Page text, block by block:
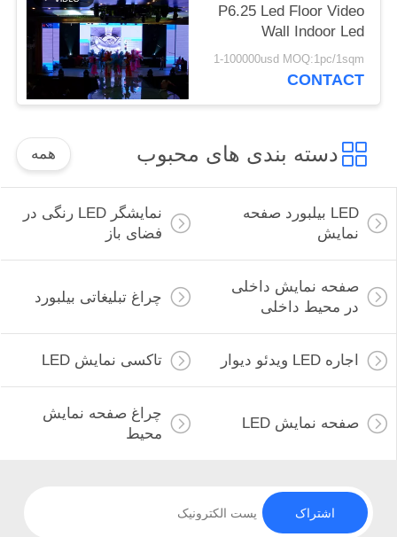
P6.25 Led Floor Video
Wall Indoor Led
Screens اجاره صفحه
نمایش LED
1-100000usd MOQ:1pc/1sqm
CONTACT
دسته بندی های محبوب همه
LED بیلبورد صفحه
نمایش
نمایشگر LED رنگی در
فضای باز
صفحه نمایش داخلی
در محیط داخلی
چراغ تبلیغاتی بیلبورد
اجاره LED ویدئو دیوار تاکسی نمایش LED
صفحه نمایش LED
چراغ صفحه نمایش
محیط
اشتراک